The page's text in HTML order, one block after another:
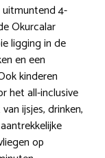
4-
Okurcalar
ligging in de
en een
kinderen
het all-inclusive
ijsjes, drinken,
op